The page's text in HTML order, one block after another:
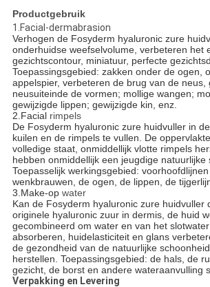
Productgebruik
1.Facial-dermabrasion
Verhogen de Fosyderm hyaluronic zure
onderhuidse weefselvolume, verbeteren het
gezichtscontour, miniatuur, perfecte
Toepassingsgebied: zakken onder de ogen,
appelspier, verbeteren de brug van de neus,
neusuiteinde de vormen; mollige wangen;
gewijzigde lippen; gewijzigde kin, enz.
2.Facialrimpels
De Fosyderm hyaluronic zure huidvuller in
kuilen en de rimpels te vullen. De
volledige staat, onmiddellijk vlotte rimpels
hebben onmiddellijk een jeugdige natuurlijke
Toepasselijk werkingsgebied:
wenkbrauwen, de ogen, de lippen, de
3.Make-opwater
Kan de Fosyderm hyaluronic zure huidvuller
originele hyaluronic zuur in dermis, de huid
gecombineerd om water en van het
absorberen, huidelasticiteit en glans
de gezondheid van de natuurlijke
herstellen. Toepassingsgebied: de hals, de
gezicht, de borst en andere wateraanvulling
Verpakking en Levering